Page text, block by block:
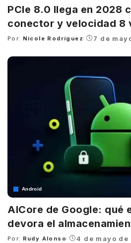
PCIe 8.0 llega en 2028
conector y velocidad 8
Posted
Por: Nicole Rodríguez 7 de
Android
AICore de Google: qué
devora el
Por: Rudy Alonso 4 de mayo de